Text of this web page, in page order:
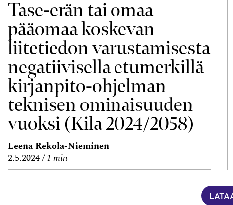
Tase-erän tai omaa
pääomaa koskevan
liitetiedon varusta­misesta
negatiivisella etumerkillä
kirjanpito-ohjelman
teknisen ominaisuuden
vuoksi (Kila 2024/2058)
Leena Rekola-Nieminen
2.5.2024
1 min